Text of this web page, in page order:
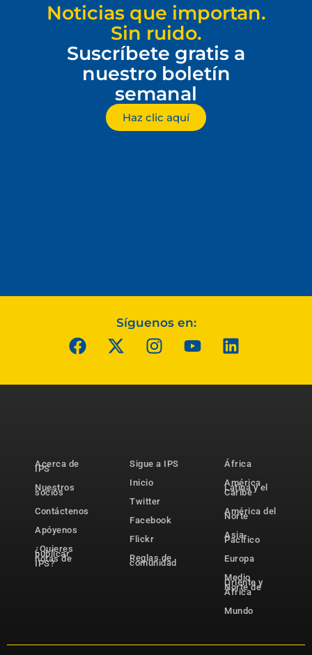
Noticias que importan.
Sin ruido.
Suscríbete gratis a
nuestro boletín
semanal
Haz clic aquí
Síguenos en:
Acerca de
IPS
Nuestros
socios
Contáctenos
Apóyenos
¿Quieres
publicar
notas de
IPS?
Sigue a IPS
Inicio
Twitter
Facebook
Flickr
Reglas de
comunidad
África
América
Latina y el
Caribe
América del
Norte
Asia-
Pacífico
Europa
Medio
Oriente y
Norte de
África
Mundo